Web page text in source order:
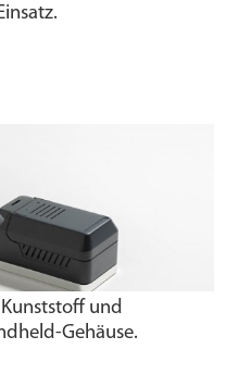
Kunststoff und
Gehäuse.